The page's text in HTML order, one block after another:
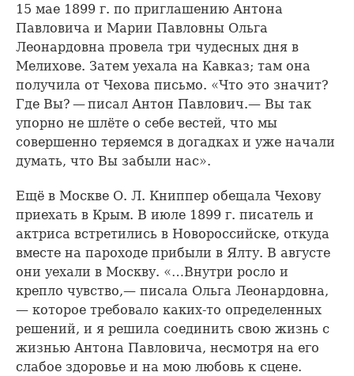
15 мае 1899 г. по приглашению Антона
Павловича и Марии Павловны Ольга
Леонардовна провела три чудесных дня в
Мелихове. Затем уехала на Кавказ; там она
получила от Чехова письмо. «Что это значит?
Где Вы? — писал Антон Павлович.— Вы так
упорно не шлёте о себе вестей, что мы
совершенно теряемся в догадках и уже начали
думать, что Вы забыли нас».
Ещё в Москве О. Л. Книппер обещала Чехову
приехать в Крым. В июле 1899 г. писатель и
актриса встретились в Новороссийске, откуда
вместе на пароходе прибыли в Ялту. В августе
они уехали в Москву. «…Внутри росло и
крепло чувство,— писала Ольга Леонардовна,
— которое требовало каких-то определенных
решений, и я решила соединить свою жизнь с
жизнью Антона Павловича, несмотря на его
слабое здоровье и на мою любовь к сцене.